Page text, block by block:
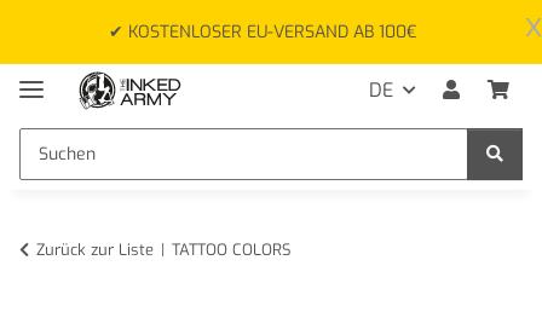
x
✔ KOSTENLOSER EU-VERSAND AB 100€
DE
Zurück zur Liste TATTOO COLORS